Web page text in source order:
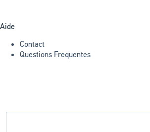
Aide
Contact
Questions Frequentes